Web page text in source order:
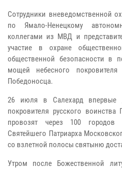
Сотрудники вневедомственной
по Ямало-Ненецкому
коллегами из МВД и
участие в охране
общественной безопасности в
мощей небесного покровителя
Победоносца.
26 июля в Салехард впервые
покровителя русского воинства
провозят через 100
Святейшего Патриарха
со взлетной полосы святыню
Утром после Божественной